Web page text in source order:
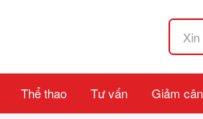
Thể thao Tư vấn Giảm cân